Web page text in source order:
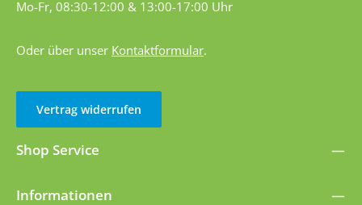
Mo-Fr, 08:30-12:00 & 13:00-17:00 Uhr
Oder über unser Kontaktformular.
Vertrag widerrufen
Shop Service
Informationen